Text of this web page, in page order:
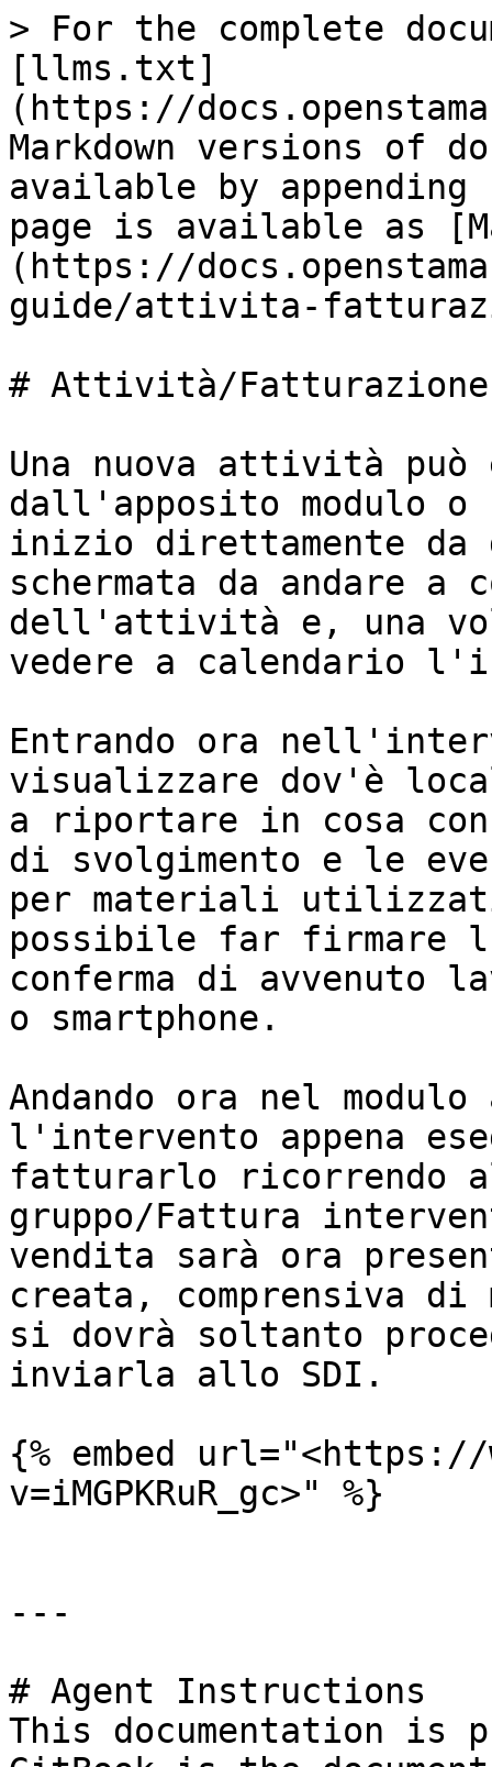
> For the complete
[llms.txt]
(https://
Markdown versions of
available by
page is available as
(https://
guide/attivita-
# Attività/Fatturazione
Una nuova attività
dall'apposito modulo
inizio direttamente da
schermata da andare
dell'attività e, una
vedere a calendario
Entrando ora
visualizzare dov'è
a riportare in cosa
di svolgimento e le
per materiali
possibile far firmare
conferma di avvenuto
o smartphone.
Andando ora nel
l'intervento appena
fatturarlo ricorrendo
gruppo/Fattura
vendita sarà ora
creata, comprensiva di
si dovrà soltanto
inviarla allo SDI.
{% embed url="<https://
v=iMGPKRuR_gc>" %}
---
# Agent Instructions
This documentation is